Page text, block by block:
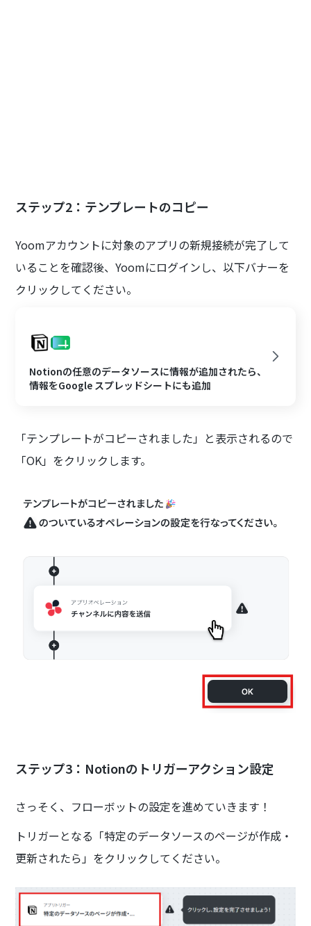
ステップ2：テンプレートのコピー
Yoomアカウントに対象のアプリの新規接続が完了して
いることを確認後、Yoomにログインし、以下バナーを
クリックしてください。
Notionの任意のデータソースに情報が追加されたら、
情報をGoogle スプレッドシートにも追加
「テンプレートがコピーされました」と表示されるので
「OK」をクリックします。
ステップ3：Notionのトリガーアクション設定
さっそく、フローボットの設定を進めていきます！
トリガーとなる「特定のデータソースのページが作成・
更新されたら」をクリックしてください。